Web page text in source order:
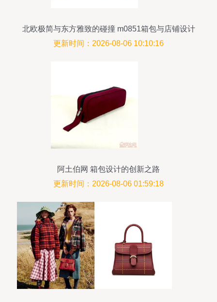
北欧极简与东方雅致的碰撞 m0851箱包与店铺设计
的视觉解读
更新时间：2026-08-06 10:10:16
阿土伯网 箱包设计的创新之路
更新时间：2026-08-06 01:59:18